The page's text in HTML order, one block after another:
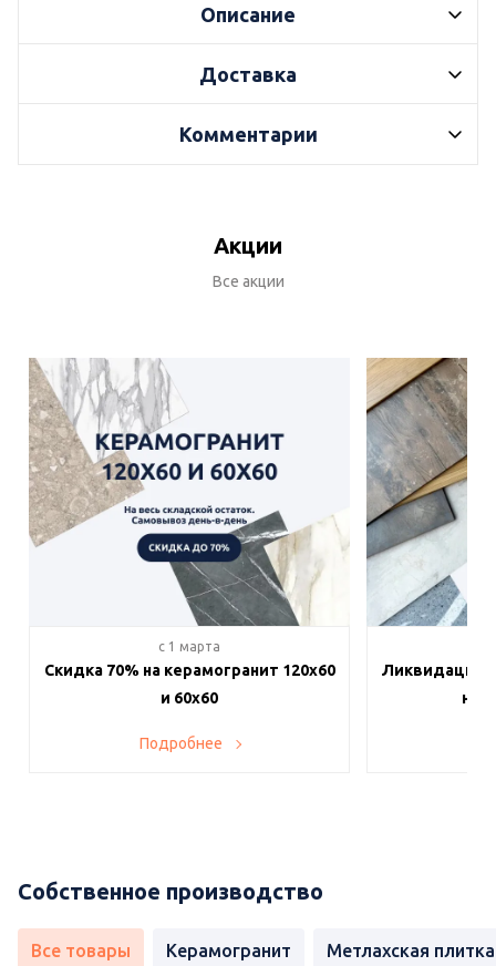
Описание
Доставка
Комментарии
Акции
Все акции
c 1 марта
Скидка 70% на керамогранит 120х60
и 60х60
Подробнее
Ликвидация
на
Собственное производство
Все товары Керамогранит Метлахская плитка